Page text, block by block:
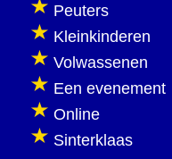
Peuters
Kleinkinderen
Volwassenen
Een evenement
Online
Sinterklaas